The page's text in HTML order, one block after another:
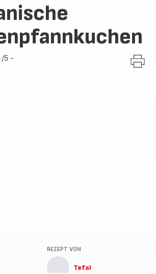
/5 -
REZEPT VON
Tefal